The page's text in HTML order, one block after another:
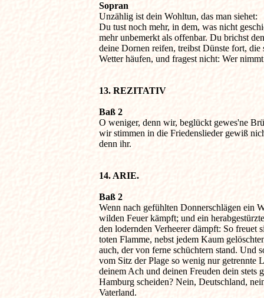
Sopran
Unzählig ist dein Wohltun, das man siehet:
Du tust noch mehr, in dem, was nicht
mehr unbemerkt als offenbar. Du brichst
deine Dornen reifen, treibst Dünste fort,
Wetter häufen, und fragest nicht: Wer
13. REZITATIV
Baß 2
O weniger, denn wir, beglückt gewes'ne
wir stimmen in die Friedenslieder gewiß
denn ihr.
14. ARIE.
Baß 2
Wenn nach gefühlten Donnerschlägen ein
wilden Feuer kämpft; und ein
den lodernden Verheerer dämpft: So freuet
toten Flamme, nebst jedem Kaum
auch, der von ferne schüchtern stand. Und
vom Sitz der Plage so wenig nur getrennte
deinem Ach und deinen Freuden dein stets
Hamburg scheiden? Nein, Deutschland,
Vaterland.